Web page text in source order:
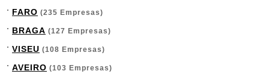
FARO (235 Empresas)
BRAGA (127 Empresas)
VISEU (108 Empresas)
AVEIRO (103 Empresas)